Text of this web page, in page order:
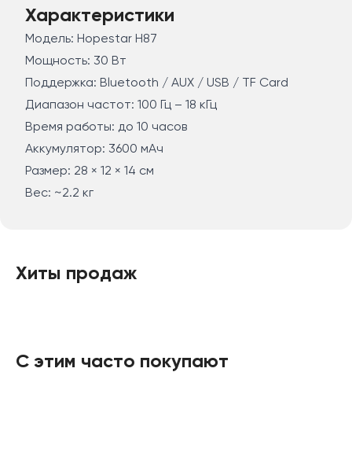
soatgacha uzluksiz ishlaydi. Uydagi, tabiatdagi yoki
safardagi bazmlar uchun ajoyib tanlovdir.
Характеристики
Модель: Hopestar H87
Мощность: 30 Вт
Поддержка: Bluetooth / AUX / USB / TF Card
Диапазон частот: 100 Гц – 18 кГц
Время работы: до 10 часов
Аккумулятор: 3600 мАч
Размер: 28 × 12 × 14 см
Вес: ~2.2 кг
Хиты продаж
С этим часто покупают